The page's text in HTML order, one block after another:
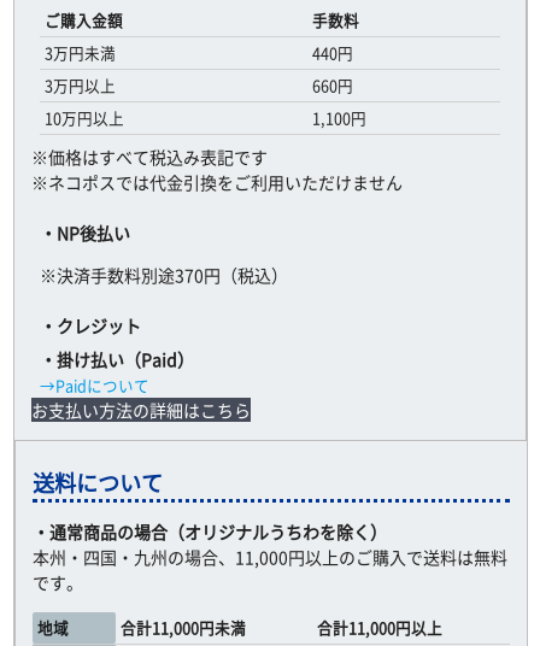
ご購入金額
手数料
3万円未満
440円
3万円以上
660円
10万円以上
1,100円
※価格はすべて税込み表記です
※ネコポスでは代金引換をご利用いただけません
・NP後払い
※決済手数料別途370円（税込）
・クレジット
・掛け払い（Paid）
→Paidについて
お支払い方法の詳細はこちら
送料について
・通常商品の場合（オリジナルうちわを除く）
本州・四国・九州の場合、11,000円以上のご購入で送料は無料
です。
地域 合計11,000円未満
合計11,000円以上